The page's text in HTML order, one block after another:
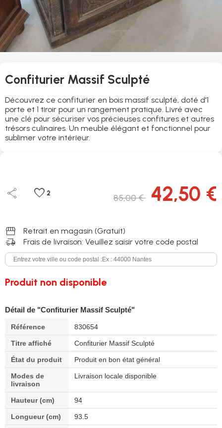
Confiturier Massif Sculpté
Découvrez ce confiturier en bois massif sculpté, doté d'1
porte et 1 tiroir pour un rangement pratique. Livré avec
une clé pour sécuriser vos précieuses confitures et autres
trésors culinaires. Un meuble élégant et fonctionnel pour
sublimer votre intérieur.
share favorite 2 85,00 € 42,50 €
storefront Retrait en magasin (Gratuit)
delivery_truck_speed Frais de livraison: Veuillez saisir votre code postal
Produit non disponible
Détail de "Confiturier Massif Sculpté"
Référence 830654
Titre affiché Confiturier Massif Sculpté
État du produit Produit en bon état général
Modes de
livraison
Livraison locale disponible
Hauteur (cm) 94
Longueur (cm) 93.5